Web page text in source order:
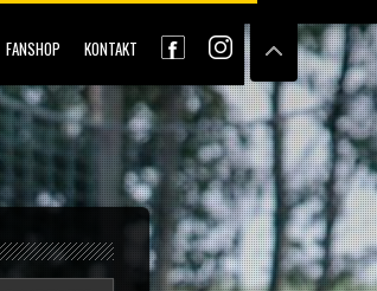
FANSHOP KONTAKT